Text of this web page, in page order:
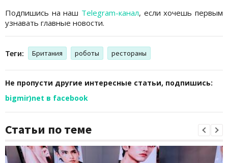
Подпишись на наш Telegram-канал, если хочешь первым
узнавать главные новости.
Теги: Британия роботы рестораны
Не пропусти другие интересные статьи, подпишись:
bigmir)net в facebook
Статьи по теме